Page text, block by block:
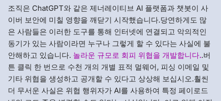
조직은 ChatGPT와 같은 제너레이티브 AI 플랫폼과 챗봇이 사
이버 보안에 미칠 영향을 깨닫기 시작했습니다.당연하게도 많
은 사람들은 이러한 도구를 통해 인터넷에 연결되고 악의적인
동기가 있는 사람이라면 누구나 그렇게 할 수 있다는 사실에 불
안해하고 있습니다. 놀라운 규모로 회피 위협을 개발합니다..버
튼 클릭 한 번으로 수천 개의 개별 표적 멀웨어, 피싱 이메일 및
기타 위협을 생성하고 공개할 수 있다고 상상해 보십시오.훨씬
더 무서운 사실은 위협 행위자가 AI를 사용하여 특정 페이로드